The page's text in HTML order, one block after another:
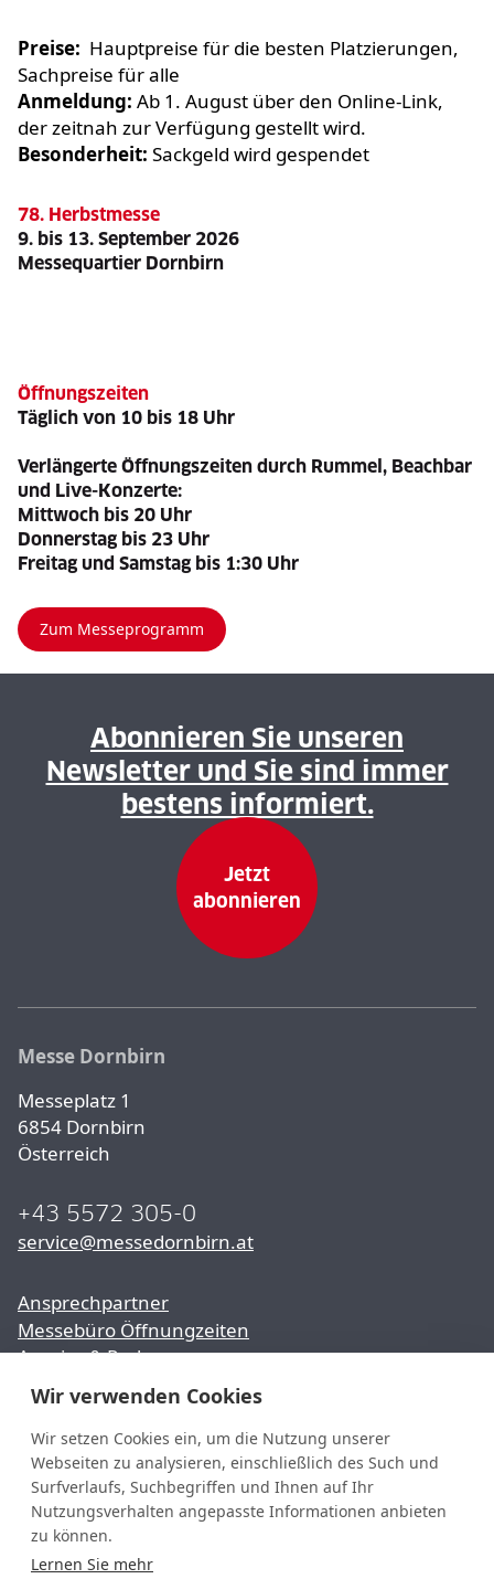
Preise: Hauptpreise für die besten Platzierungen,
Sachpreise für alle
Anmeldung: Ab 1. August über den Online-Link,
der zeitnah zur Verfügung gestellt wird.
Besonderheit: Sackgeld wird gespendet
78. Herbstmesse
9. bis 13. September 2026
Messequartier Dornbirn
Öffnungszeiten
Täglich von 10 bis 18 Uhr
Verlängerte Öffnungszeiten durch Rummel, Beachbar
und Live-Konzerte:
Mittwoch bis 20 Uhr
Donnerstag bis 23 Uhr
Freitag und Samstag bis 1:30 Uhr
Zum Messeprogramm
Abonnieren Sie unseren
Newsletter und Sie sind immer
bestens informiert.
Jetzt
abonnieren
Messe Dornbirn
Messeplatz 1
6854 Dornbirn
Österreich
+43 5572 305-0
service@messedornbirn.at
Ansprechpartner
Messebüro Öffnungzeiten
Anreise & Parken
Karriere
Partner & Sponsoren
youtube
YouTube
facebook
Facebook
Wir verwenden Cookies
Wir setzen Cookies ein, um die Nutzung unserer
Webseiten zu analysieren, einschließlich des Such und
Surfverlaufs, Suchbegriffen und Ihnen auf Ihr
Nutzungsverhalten angepasste Informationen anbieten
zu können.
Lernen Sie mehr